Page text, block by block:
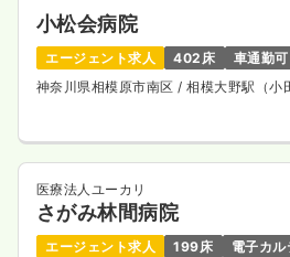
小松会病院
エージェント求人 402床
車通勤可
神奈川県相模原市南区 / 相模大野駅（小
医療法人ユーカリ
さがみ林間病院
エージェント求人 199床
電子カル